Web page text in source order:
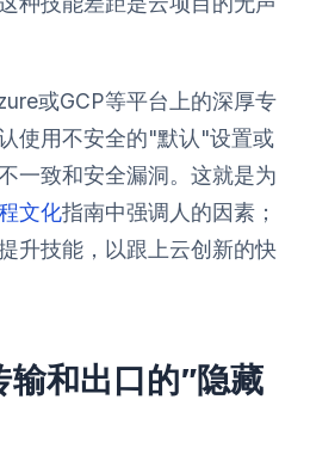
或GCP等平台上的深厚专
使用不安全的"默认"设置或
一致和安全漏洞。这就是为
文化指南中强调人的因素；
升技能，以跟上云创新的快
输和出口的"隐藏